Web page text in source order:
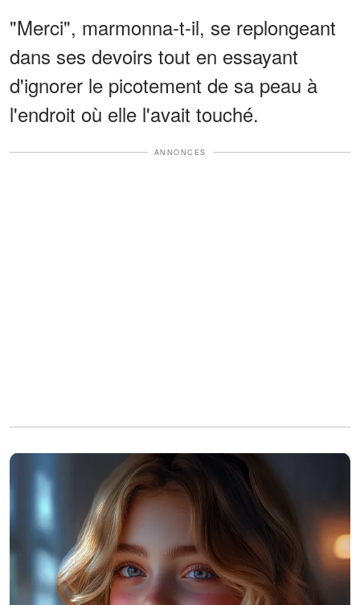
"Merci", marmonna-t-il, se replongeant
dans ses devoirs tout en essayant
d'ignorer le picotement de sa peau à
l'endroit où elle l'avait touché.
ANNONCES